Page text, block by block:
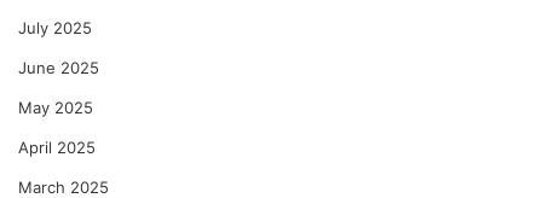
July 2025
June 2025
May 2025
April 2025
March 2025